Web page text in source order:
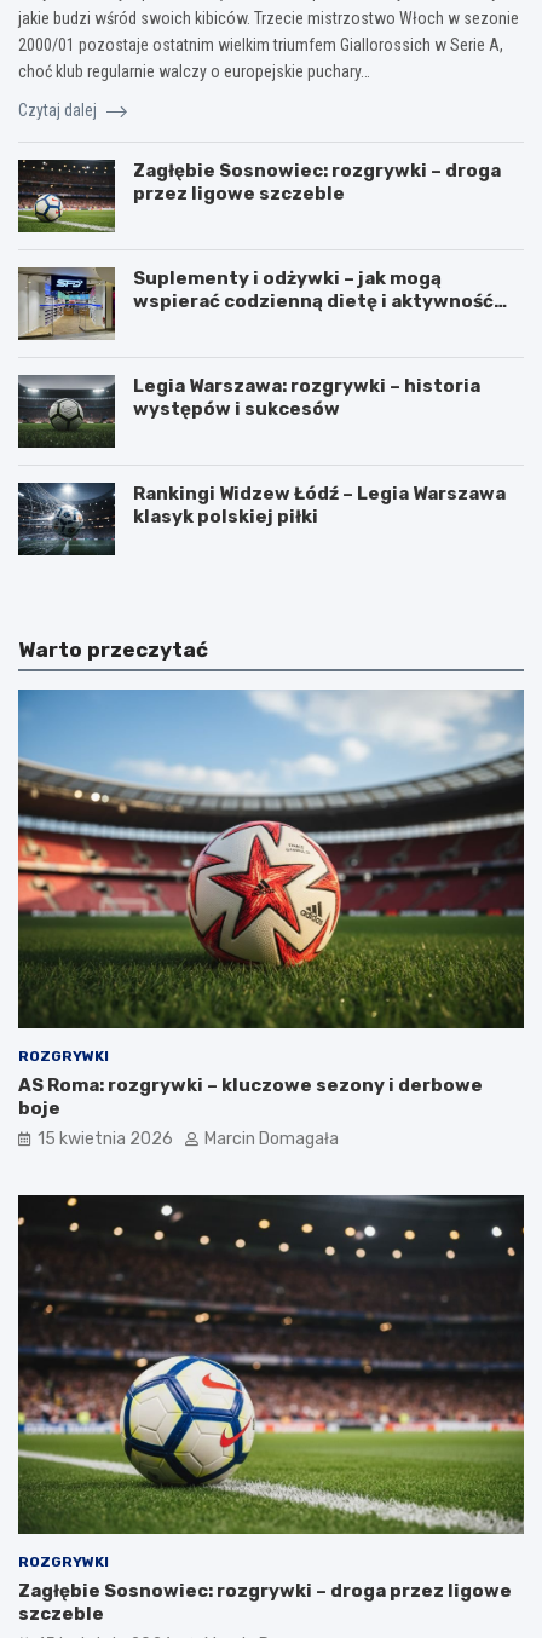
jakie budzi wśród swoich kibiców. Trzecie mistrzostwo Włoch w sezonie
2000/01 pozostaje ostatnim wielkim triumfem Giallorossich w Serie A,
choć klub regularnie walczy o europejskie puchary…
Czytaj dalej
Zagłębie Sosnowiec: rozgrywki – droga
przez ligowe szczeble
Suplementy i odżywki – jak mogą
wspierać codzienną dietę i aktywność
Legia Warszawa: rozgrywki – historia
występów i sukcesów
Rankingi Widzew Łódź – Legia Warszawa
klasyk polskiej piłki
Warto przeczytać
ROZGRYWKI
AS Roma: rozgrywki – kluczowe sezony i derbowe
boje
15 kwietnia 2026 Marcin Domagała
ROZGRYWKI
Zagłębie Sosnowiec: rozgrywki – droga przez ligowe
szczeble